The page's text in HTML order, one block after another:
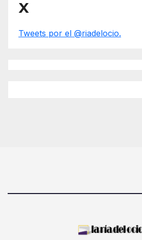
X
Tweets por el @riadelocio.